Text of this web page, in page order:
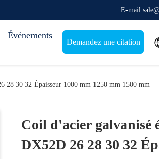
E-mail
Événements
Demandez une citation
28 30 32 Épaisseur 1000 mm 1250 mm 1500 mm
Coil d'acier galvanisé
DX52D 26 28 30 32